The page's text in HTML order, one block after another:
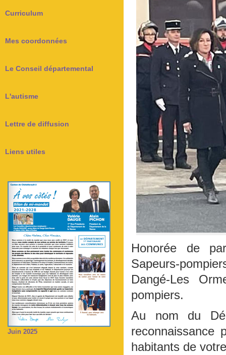
Curriculum
Mes coordonnées
Le Conseil départemental
L'autisme
Lettre de diffusion
Liens utiles
Juin 2025
Honorée de
Sapeurs-
Dangé-Les
pompiers.
Au nom du
reconnaissance
habitants de